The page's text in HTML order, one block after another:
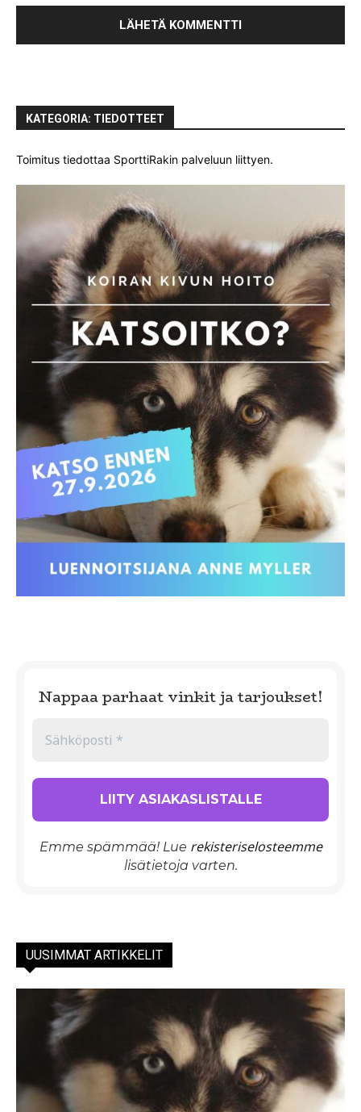
KATEGORIA: TIEDOTTEET
Toimitus tiedottaa SporttiRakin palveluun liittyen.
Nappaa parhaat vinkit ja tarjoukset!
Emme spämmää! Lue rekisteriselosteemme
lisätietoja varten.
UUSIMMAT ARTIKKELIT